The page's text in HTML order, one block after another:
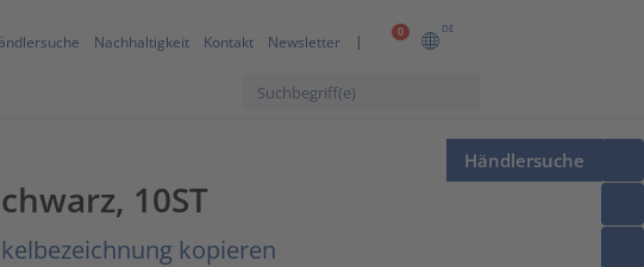
0 DE
Nachhaltigkeit Kontakt Newsletter
Händlersuche
10ST
kopieren